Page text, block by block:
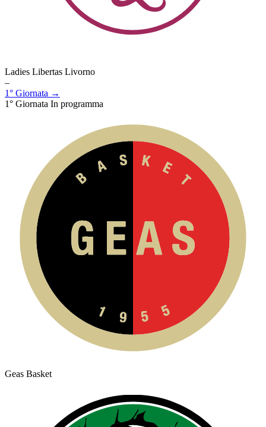
Ladies Libertas Livorno
–
1° Giornata →
1° Giornata In programma
Geas Basket